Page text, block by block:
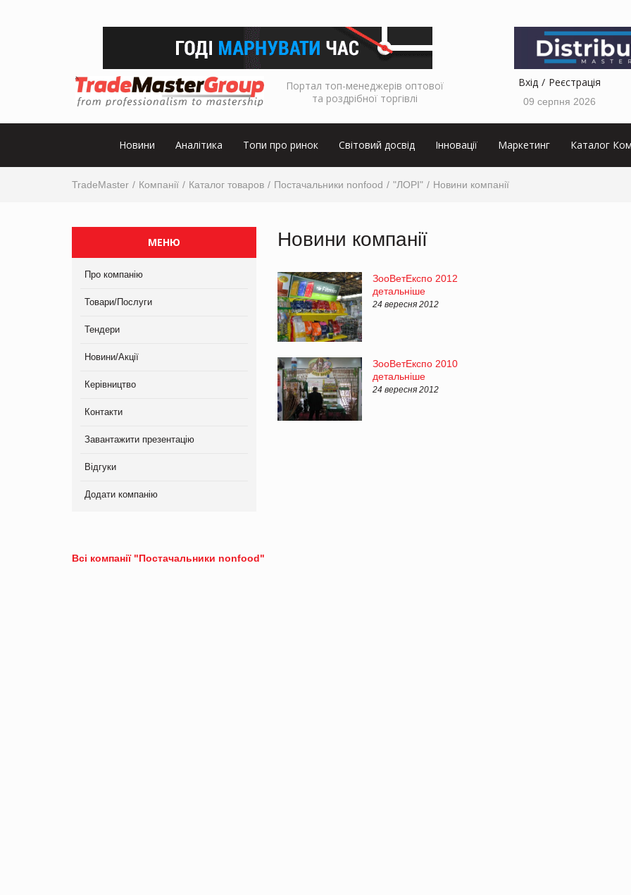
Портал топ-менеджерів оптової
та роздрібної торгівлі
Вхід Реєстрація
09 серпня 2026
Новини Аналітика Топи про ринок Світовий досвід Інновації Маркетинг Каталог
TradeMaster Компанії Каталог товаров Постачальники nonfood "ЛОРІ" Новини компанії
МЕНЮ
Про компанію
Товари/Послуги
Тендери
Новини/Акції
Керівництво
Контакти
Завантажити презентацію
Відгуки
Додати компанію
Новини компанії
ЗооВетЕкспо 2012
детальніше
24 вересня 2012
ЗооВетЕкспо 2010
детальніше
24 вересня 2012
Всі компанії "Постачальники nonfood"